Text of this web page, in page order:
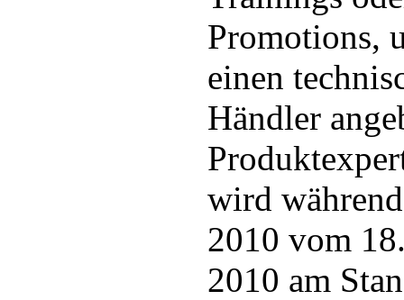
Promotions,
einen
Händler
wird
2010 vom
2010 am